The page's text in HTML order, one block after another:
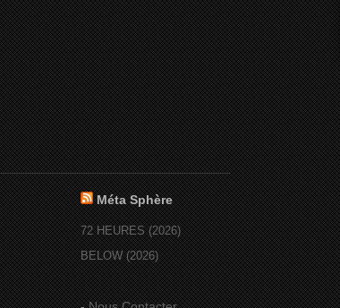
Méta Sphère
72 HEURES (2026)
BELOW (2026)